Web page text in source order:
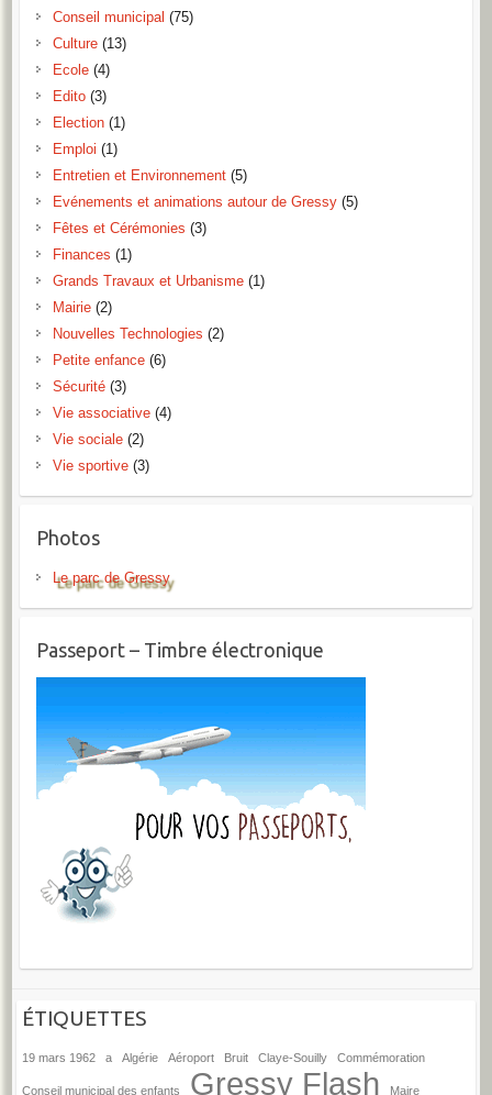
Conseil municipal (75)
Culture(13)
Ecole(4)
Edito(3)
Election(1)
Emploi (1)
Entretien et Environnement(5)
Evénements et animations autour de Gressy(5)
Fêtes et Cérémonies (3)
Finances (1)
Grands Travaux et Urbanisme(1)
Mairie(2)
Nouvelles Technologies (2)
Petite enfance(6)
Sécurité(3)
Vie associative(4)
Vie sociale(2)
Vie sportive(3)
Photos
Le parc de Gressy
Passeport – Timbre électronique
ÉTIQUETTES
19 mars 1962 a Algérie Aéroport Bruit Claye-Souilly Commémoration
Conseil municipal des enfants Gressy Flash Maire